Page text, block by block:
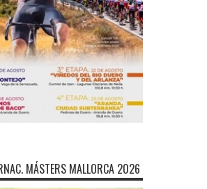
MÁSTERS MALLORCA 2026